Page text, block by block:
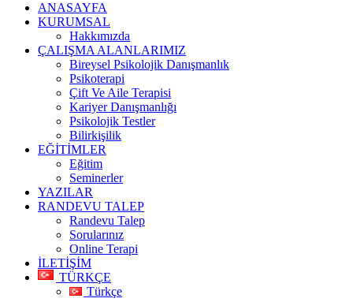
ANASAYFA
KURUMSAL
Hakkımızda
ÇALIŞMA ALANLARIMIZ
Bireysel Psikolojik Danışmanlık
Psikoterapi
Çift Ve Aile Terapisi
Kariyer Danışmanlığı
Psikolojik Testler
Bilirkişilik
EĞİTİMLER
Eğitim
Seminerler
YAZILAR
RANDEVU TALEP
Randevu Talep
Sorularınız
Online Terapi
İLETİŞİM
TÜRKÇE
Türkçe